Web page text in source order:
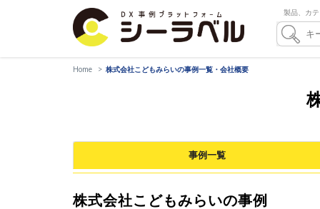
製品、カ
Home 株式会社こどもみらいの事例一覧・会社概要
事例一覧
株式会社こどもみらいの事例